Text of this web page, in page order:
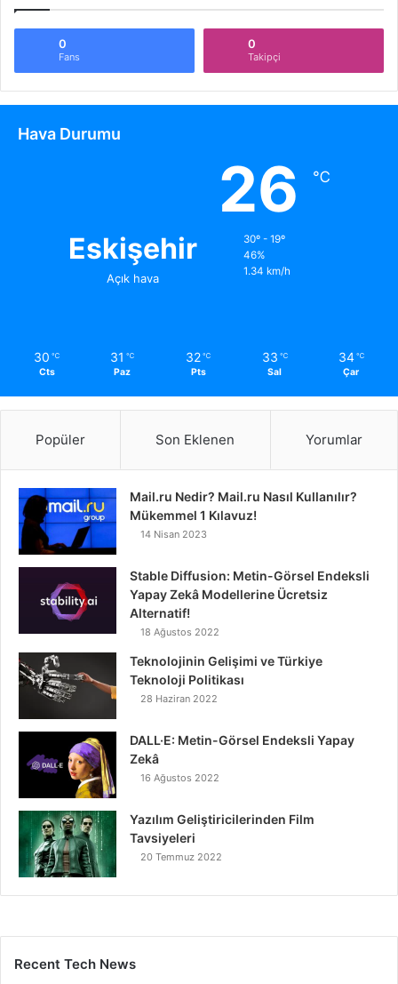
0
Fans
0
Takipçi
Hava Durumu
Eskişehir
Açık hava
26 ℃
30º - 19º
46%
1.34 km/h
30 ℃
Cts
31 ℃
Paz
32 ℃
Pts
33 ℃
Sal
34 ℃
Çar
Popüler Son Eklenen Yorumlar
Mail.ru Nedir? Mail.ru Nasıl Kullanılır?
Mükemmel 1 Kılavuz!
14 Nisan 2023
Stable Diffusion: Metin-Görsel Endeksli
Yapay Zekâ Modellerine Ücretsiz
Alternatif!
18 Ağustos 2022
Teknolojinin Gelişimi ve Türkiye
Teknoloji Politikası
28 Haziran 2022
DALL·E: Metin-Görsel Endeksli Yapay
Zekâ
16 Ağustos 2022
Yazılım Geliştiricilerinden Film
Tavsiyeleri
20 Temmuz 2022
Recent Tech News